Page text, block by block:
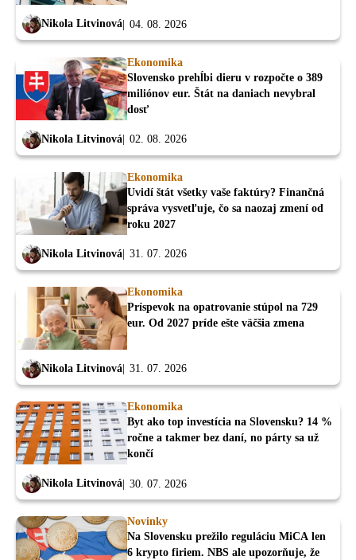
Nikola Litvinová 04. 08. 2026
Ekonomika
Slovensko prehĺbi dieru v rozpočte o 389
miliónov eur. Štát na daniach nevybral
dosť
Nikola Litvinová 02. 08. 2026
Ekonomika
Uvidí štát všetky vaše faktúry? Finančná
správa vysvetľuje, čo sa naozaj zmení od
roku 2027
Nikola Litvinová 31. 07. 2026
Ekonomika
Príspevok na opatrovanie stúpol na 729
eur. Od 2027 príde ešte väčšia zmena
Nikola Litvinová 31. 07. 2026
Ekonomika
Byt ako top investícia na Slovensku? 14 %
ročne a takmer bez daní, no párty sa už
končí
Nikola Litvinová 30. 07. 2026
Novinky
Na Slovensku prežilo reguláciu MiCA len
6 krypto firiem. NBS ale upozorňuje, že